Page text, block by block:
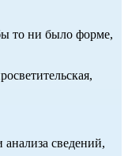
то ни было форме,
сведений,